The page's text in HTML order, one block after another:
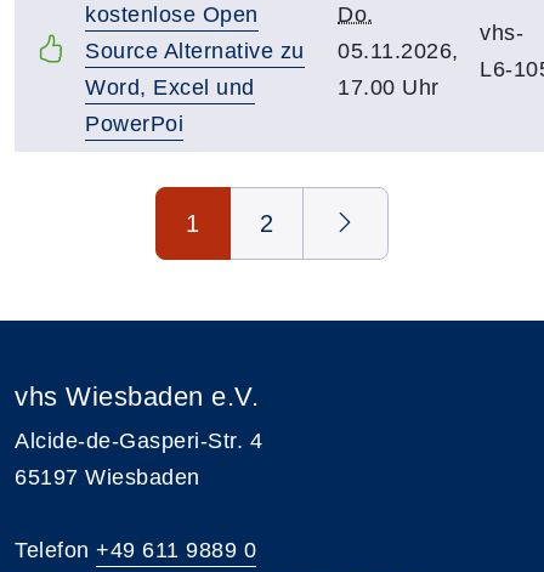
kostenlose Open
Source Alternative zu
Word, Excel und
PowerPoi
Do.
05.11.2026,
17.00 Uhr
vhs-
L6-
1 2
vhs Wiesbaden e.V.
Alcide-de-Gasperi-Str. 4
65197 Wiesbaden
Telefon +49 611 9889 0